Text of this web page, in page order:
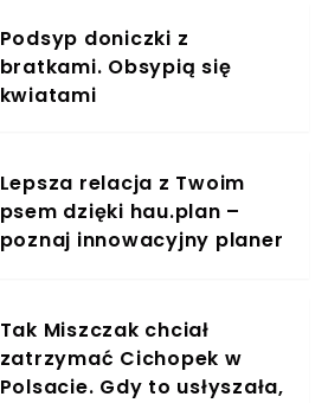
Podsyp doniczki z
bratkami. Obsypią się
kwiatami
Lepsza relacja z Twoim
psem dzięki hau.plan –
poznaj innowacyjny planer
Tak Miszczak chciał
zatrzymać Cichopek w
Polsacie. Gdy to usłyszała,